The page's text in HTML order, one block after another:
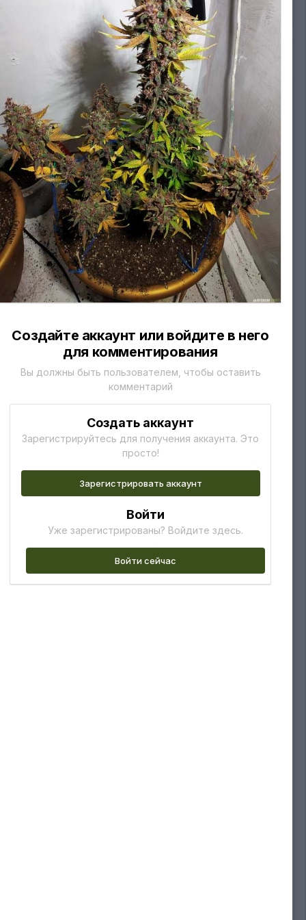
Создайте аккаунт или войдите в него
для комментирования
Вы должны быть пользователем, чтобы оставить
комментарий
Создать аккаунт
Зарегистрируйтесь для получения аккаунта. Это
просто!
Зарегистрировать аккаунт
Войти
Уже зарегистрированы? Войдите здесь.
Войти сейчас